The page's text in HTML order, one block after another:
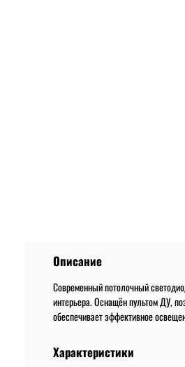
Описание
Современный потолочный
интерьера. Оснащён пультом ДУ,
обеспечивает эффективное
Характеристики